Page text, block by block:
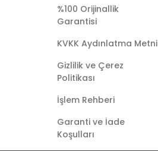
%100 Orijinallik
Garantisi
KVKK Aydınlatma Metni
Gizlilik ve Çerez
Politikası
İşlem Rehberi
Garanti ve İade
Koşulları